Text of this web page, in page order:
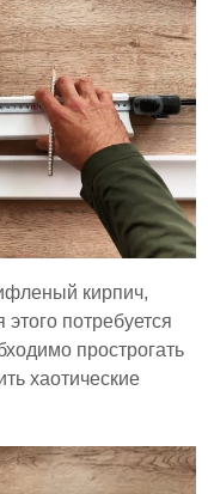
кирпич,
потребуется
прострогать
хаотические